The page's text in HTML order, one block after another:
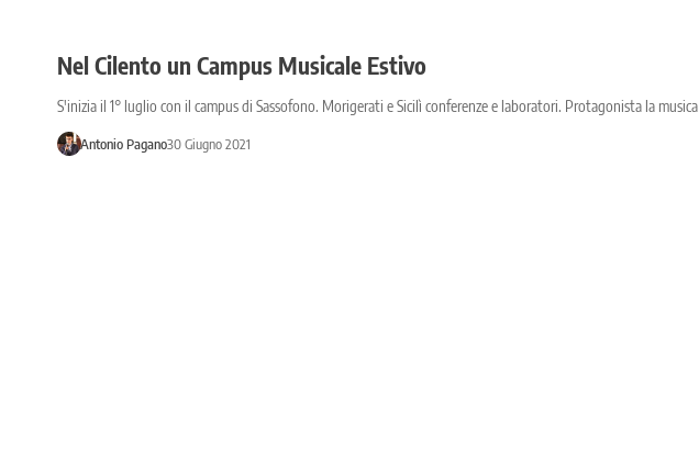
Nel Cilento un Campus Musicale Estivo
S'inizia il 1° luglio con il campus di Sassofono. Morigerati e Sicilì conferenze e laboratori. Protagonista la musica
Antonio Pagano30 Giugno 2021